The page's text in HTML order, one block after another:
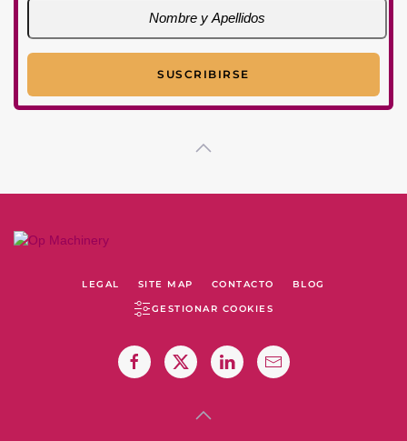
LEGAL SITE MAP CONTACTO BLOG
GESTIONAR COOKIES